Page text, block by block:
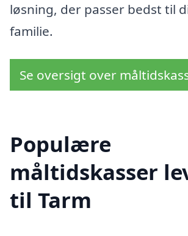
løsning, der passer bedst til
familie.
Se oversigt over
Populære
måltidskasser
til Tarm